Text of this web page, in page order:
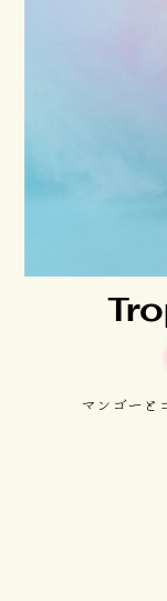
マンゴーと